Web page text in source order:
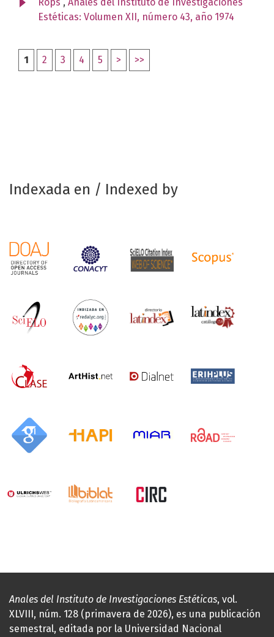
Estéticas: Volumen XII, número 43, año 1974
1 2 3 4 5 > >>
Indexada en / Indexed by
Anales del Instituto de Investigaciones Estéticas, vol.
XLVIII, núm. 128 (primavera de 2026), es una publicación
semestral, editada por la Universidad Nacional